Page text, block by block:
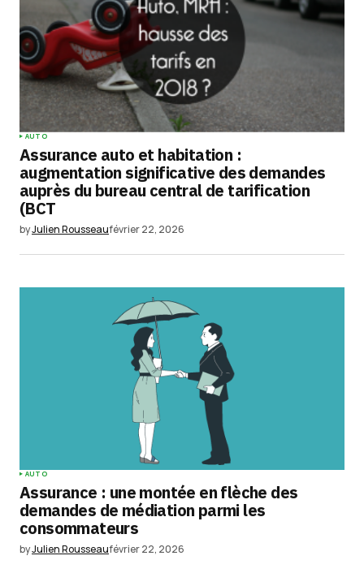
AUTO
Assurance auto et habitation :
augmentation significative des demandes
auprès du bureau central de tarification
(BCT
byJulien Rousseaufévrier 22, 2026
AUTO
Assurance : une montée en flèche des
demandes de médiation parmi les
consommateurs
byJulien Rousseaufévrier 22, 2026